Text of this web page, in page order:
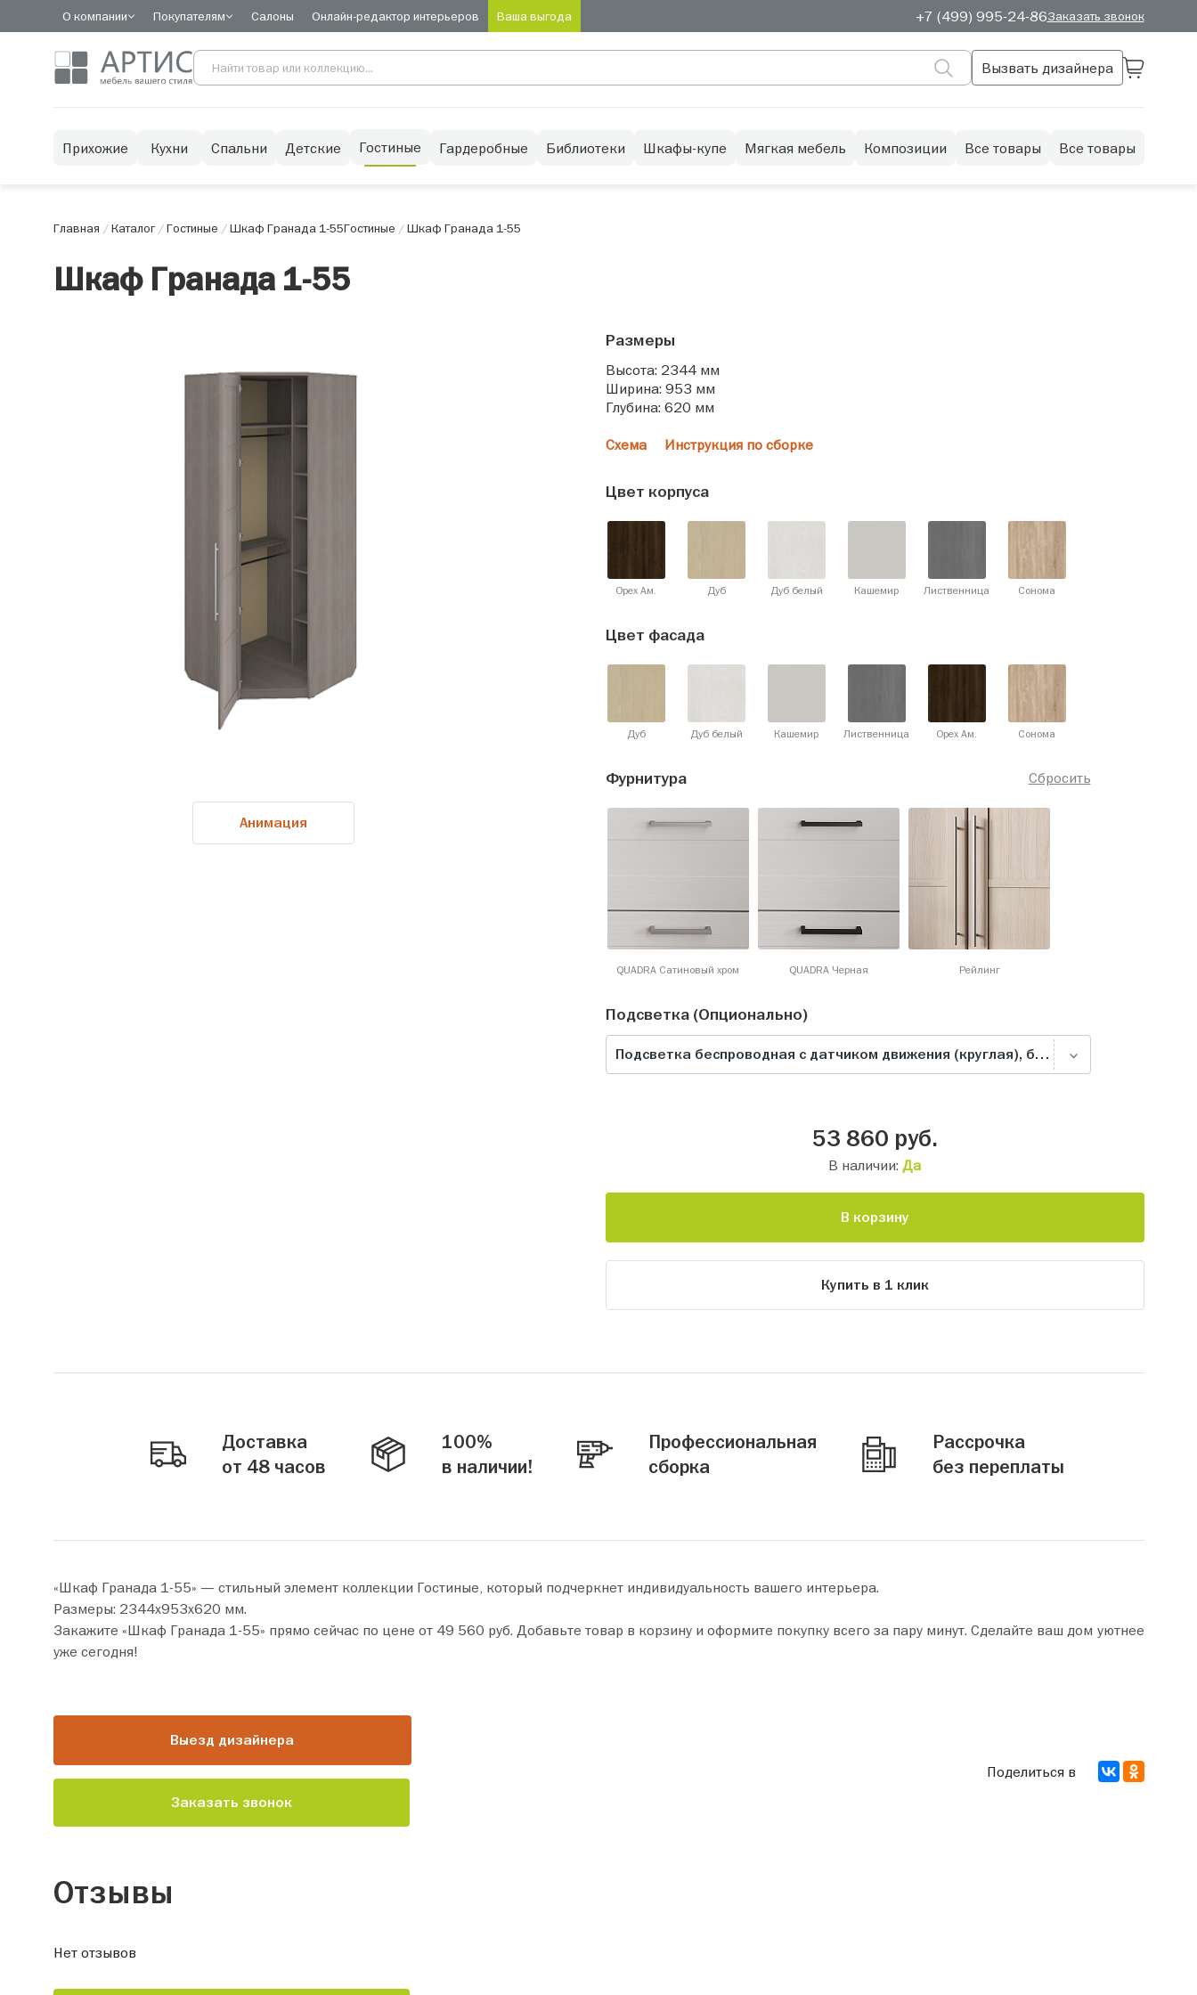
О компании Покупателям Салоны Онлайн-редактор интерьеров Ваша выгода +7 (499) 995-24-86Заказать звонок
Вызвать дизайнера
Прихожие Кухни Спальни Детские Гостиные Гардеробные Библиотеки Шкафы-купе Мягкая мебель Композиции Все товары Все товары
Главная /Каталог/Гостиные /Шкаф Гранада 1-55Гостиные /Шкаф Гранада 1-55
Шкаф Гранада 1-55
Анимация
Размеры
Высота: 2344 мм
Ширина: 953 мм
Глубина: 620 мм
Схема Инструкция по сборке
Цвет корпуса
Орех Ам. Дуб Дуб белый Кашемир Лиственница Сонома
Цвет фасада
Дуб Дуб белый Кашемир Лиственница Орех Ам. Сонома
Сбросить
Фурнитура
QUADRA Сатиновый хром QUADRA Черная Рейлинг
Подсветка (Опционально)
Подсветка беспроводная с датчиком движения (круглая), белая
53 860 руб.
В наличии: Да
В корзину
Купить в 1 клик
Доставка
от 48 часов
100%
в наличии!
Профессиональная
сборка
Рассрочка
без переплаты
«Шкаф Гранада 1-55» — стильный элемент коллекции Гостиные, который подчеркнет индивидуальность вашего интерьера.
Размеры: 2344х953х620 мм.
Закажите «Шкаф Гранада 1-55» прямо сейчас по цене от 49 560 руб. Добавьте товар в корзину и оформите покупку всего за пару минут. Сделайте ваш дом уютнее
уже сегодня!
Выезд дизайнера
Заказать звонок
Поделиться в
Отзывы
Нет отзывов